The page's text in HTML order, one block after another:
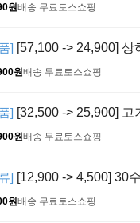
원배송 무료 토스쇼핑
] [57,100 -> 24,900]
원배송 무료 토스쇼핑
] [32,500 -> 25,900] 고
원배송 무료 토스쇼핑
] [12,900 -> 4,500] 30
원배송 무료 토스쇼핑